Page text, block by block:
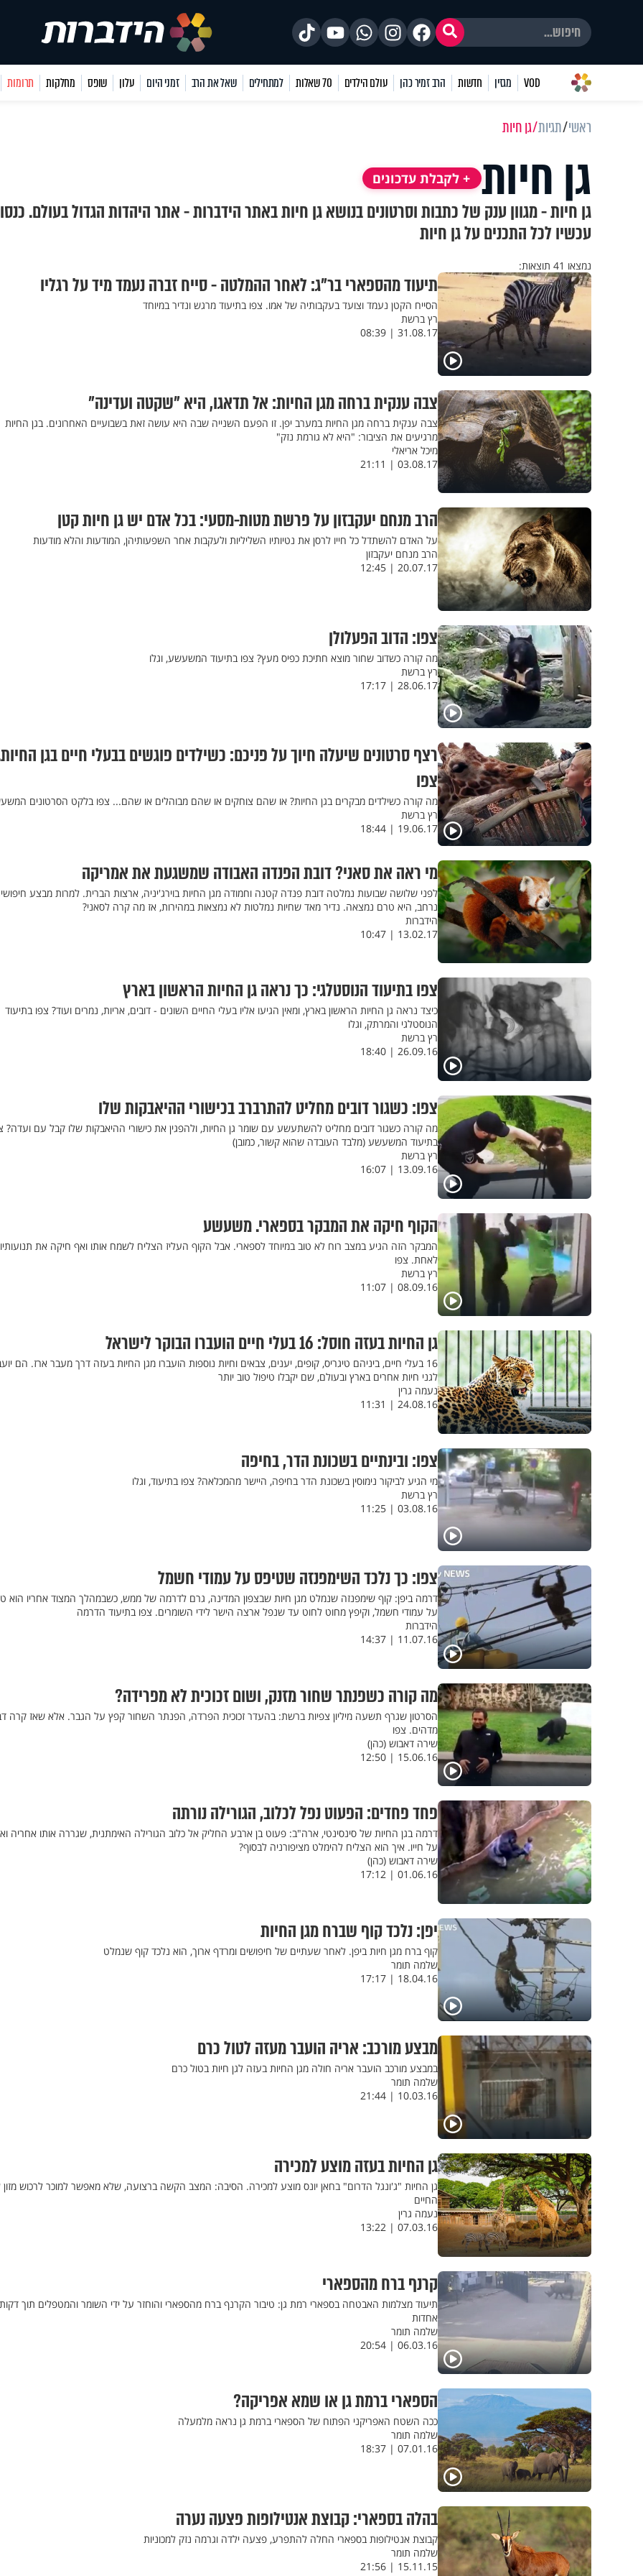
VOD מגזין חדשות הרב זמיר כהן עולם הילדים 70 שאלות למתחילים שאל את הרב זמני היום עלון שופס מחלקות תרומות
ראשי תגיות גן חיות
גן חיות + לקבלת עדכונים
גן חיות - מגוון ענק של כתבות וסרטונים בנושא גן חיות באתר הידברות - אתר היהדות הגדול בעולם. כנסו
עכשיו לכל התכנים על גן חיות
נמצאו 41 תוצאות:
תיעוד מהספארי בר"ג: לאחר ההמלטה - סייח זברה נעמד מיד על רגליו
הסייח הקטן נעמד וצועד בעקבותיה של אמו. צפו בתיעוד מרגש ונדיר במיוחד
רץ ברשת
31.08.17 | 08:39
צבה ענקית ברחה מגן החיות: אל תדאגו, היא "שקטה ועדינה"
צבה ענקית ברחה מגן החיות במערב יפן. זו הפעם השנייה שבה היא עושה זאת בשבועיים האחרונים. בגן החיות
מרגיעים את הציבור: "היא לא גורמת נזק"
מיכל אריאלי
03.08.17 | 21:11
הרב מנחם יעקבזון על פרשת מטות-מסעי: בכל אדם יש גן חיות קטן
על האדם להשתדל כל חייו לרסן את נטיותיו השליליות ולעקבות אחר השפעותיהן, המודעות והלא מודעות
הרב מנחם יעקבזון
20.07.17 | 12:45
צפו: הדוב הפעלולן
מה קורה כשדוב שחור מוצא חתיכת כפיס מעץ? צפו בתיעוד המשעשע, וגלו
רץ ברשת
28.06.17 | 17:17
רצף סרטונים שיעלה חיוך על פניכם: כשילדים פוגשים בבעלי חיים בגן
צפו
מה קורה כשילדים מבקרים בגן החיות? או שהם צוחקים או שהם מבוהלים או שהם... צפו בלקט הסרטונים
רץ ברשת
19.06.17 | 18:44
מי ראה את סאני? דובת הפנדה האבודה שמשגעת את אמריקה
לפני שלושה שבועות נמלטה דובת פנדה קטנה וחמודה מגן החיות בוירג'יניה, ארצות הברית. למרות מבצע
נרחב, היא טרם נמצאה. נדיר מאד שחיות נמלטות לא נמצאות במהירות, אז מה קרה לסאני?
הידברות
13.02.17 | 10:47
צפו בתיעוד הנוסטלגי: כך נראה גן החיות הראשון בארץ
כיצד נראה גן החיות הראשון בארץ, ומאין הגיעו אליו בעלי החיים השונים - דובים, אריות, נמרים ועוד? צפו בתיעוד
הנוסטלגי והמרתק, וגלו
רץ ברשת
26.09.16 | 18:40
צפו: כשגור דובים מחליט להתרברב בכישורי ההיאבקות שלו
מה קורה כשגור דובים מחליט להשתעשע עם שומר גן החיות, ולהפגין את כישורי ההיאבקות שלו קבל עם ועדה?
בתיעוד המשעשע (מלבד העובדה שהוא קשור, כמובן)
רץ ברשת
13.09.16 | 16:07
הקוף חיקה את המבקר בספארי. משעשע
המבקר הזה הגיע במצב רוח לא טוב במיוחד לספארי. אבל הקוף העליז הצליח לשמח אותו ואף חיקה את
לאחת. צפו
רץ ברשת
08.09.16 | 11:07
גן החיות בעזה חוסל: 16 בעלי חיים הועברו הבוקר לישראל
16 בעלי חיים, ביניהם טיגריס, קופים, יענים, צבאים וחיות נוספות הועברו מגן החיות בעזה דרך מעבר ארז. הם
לגני חיות אחרים בארץ ובעולם, שם יקבלו טיפול טוב יותר
נעמה גרין
24.08.16 | 11:31
צפו: ובינתיים בשכונת הדר, בחיפה
מי הגיע לביקור נימוסין בשכונת הדר בחיפה, היישר מהמכלאה? צפו בתיעוד, וגלו
רץ ברשת
03.08.16 | 11:25
צפו: כך נלכד השימפנזה שטיפס על עמודי חשמל
דרמה ביפן: קוף שימפנזה שנמלט מגן חיות שבצפון המדינה, גרם לדרמה של ממש, כשבמהלך המצוד אחריו הוא
על עמודי חשמל, וקיפץ מחוט לחוט עד שנפל ארצה הישר לידי השומרים. צפו בתיעוד הדרמה
הידברות
11.07.16 | 14:37
מה קורה כשפנתר שחור מזנק, ושום זכוכית לא מפרידה?
הסרטון שגרף תשעה מיליון צפיות ברשת: בהעדר זכוכית הפרדה, הפנתר השחור קפץ על הגבר. אלא שאז קרה
מדהים. צפו
שירה דאבוש (כהן)
15.06.16 | 12:50
פחד פחדים: הפעוט נפל לכלוב, הגורילה נורתה
דרמה בגן החיות של סינסינטי, ארה"ב: פעוט בן ארבע החליק אל כלוב הגורילה האימתנית, שגררה אותו אחריה
על חייו. איך הוא הצליח להימלט מציפורניה לבסוף?
שירה דאבוש (כהן)
01.06.16 | 17:12
יפן: נלכד קוף שברח מגן החיות
קוף ברח מגן חיות ביפן. לאחר שעתיים של חיפושים ומרדף ארוך, הוא נלכד קוף שנמלט
שלמה תומר
18.04.16 | 17:17
מבצע מורכב: אריה הועבר מעזה לטול כרם
במבצע מורכב הועבר אריה חולה מגן החיות בעזה לגן חיות בטול כרם
שלמה תומר
10.03.16 | 21:44
גן החיות בעזה מוצע למכירה
גן החיות "ג'ונגל הדרום" בחאן יונס מוצע למכירה. הסיבה: המצב הקשה ברצועה, שלא מאפשר למוכר לרכוש מזון
החיים
נעמה גרין
07.03.16 | 13:22
קרנף ברח מהספארי
תיעוד מצלמות האבטחה בספארי רמת גן: טיבור הקרנף ברח מהספארי והוחזר על ידי השומר והמטפלים תוך דקות
אחדות
שלמה תומר
06.03.16 | 20:54
הספארי ברמת גן או שמא אפריקה?
ככה השטח האפריקני הפתוח של הספארי ברמת גן נראה מלמעלה
שלמה תומר
07.01.16 | 18:37
בהלה בספארי: קבוצת אנטילופות פצעה נערה
קבוצת אנטילופות בספארי החלה להתפרע, פצעה ילדה וגרמה נזק למכוניות
שלמה תומר
15.11.15 | 21:56